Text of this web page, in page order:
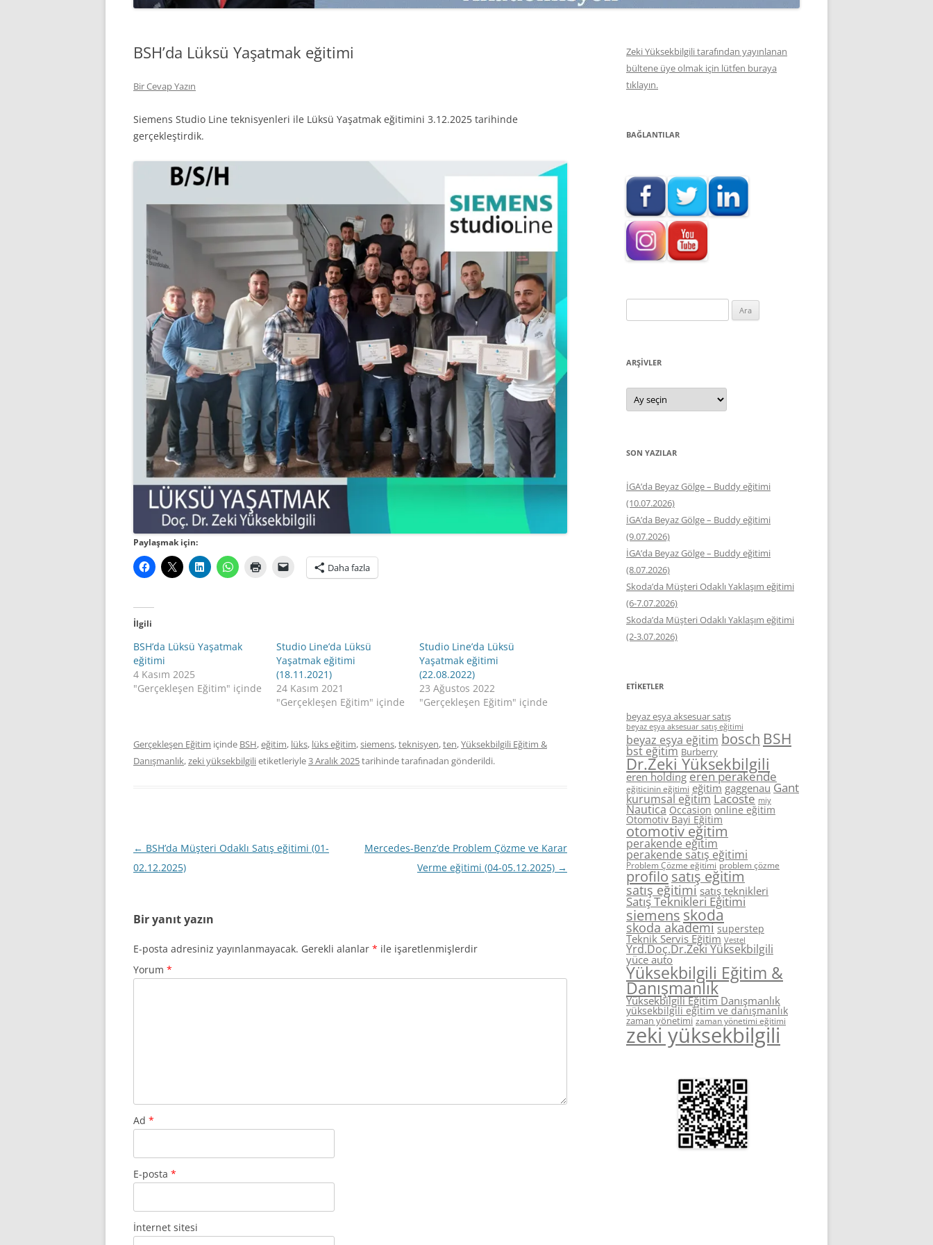
HIZLI MODA TÜKETICILERININ
PAZARLAMA TEMELLERI
PAZARLAMA CANAVARI
SATMAK
BSH’da Lüksü Yaşatmak eğitimi
Bir Cevap Yazın
Siemens Studio Line teknisyenleri ile Lüksü Yaşatmak eğitimini 3.12.2025 tarihinde
gerçekleştirdik.
Paylaşmak için:
Daha fazla
İlgili
BSH’da Lüksü Yaşatmak
eğitimi
4 Kasım 2025
"Gerçekleşen Eğitim" içinde
Studio Line’da Lüksü
Yaşatmak eğitimi
(18.11.2021)
24 Kasım 2021
"Gerçekleşen Eğitim" içinde
Studio Line’da Lüksü
Yaşatmak eğitimi
(22.08.2022)
23 Ağustos 2022
"Gerçekleşen Eğitim" içinde
Gerçekleşen Eğitim içinde BSH,eğitim, lüks, lüks eğitim,siemens,teknisyen,ten,Yüksekbilgili Eğitim &
Danışmanlık,zeki yüksekbilgilietiketleriyle3 Aralık 2025tarihindetarafınadan gönderildi.
Yazı
dolaşımı
← BSH’da Müşteri Odaklı Satış eğitimi (01-
02.12.2025)
Mercedes-Benz’de Problem Çözme ve Karar
Verme eğitimi (04-05.12.2025) →
Bir yanıt yazın
E-posta adresiniz yayınlanmayacak. Gerekli alanlar * ile işaretlenmişlerdir
Yorum *
Ad *
E-posta *
İnternet sitesi
Zeki Yüksekbilgili tarafından yayınlanan
bültene üye olmak için lütfen buraya
tıklayın.
BAĞLANTILAR
ARŞIVLER
Arşivler
SON YAZILAR
İGA’da Beyaz Gölge – Buddy eğitimi
(10.07.2026)
İGA’da Beyaz Gölge – Buddy eğitimi
(9.07.2026)
İGA’da Beyaz Gölge – Buddy eğitimi
(8.07.2026)
Skoda’da Müşteri Odaklı Yaklaşım eğitimi
(6-7.07.2026)
Skoda’da Müşteri Odaklı Yaklaşım eğitimi
(2-3.07.2026)
ETIKETLER
beyaz eşya aksesuar satış
beyaz eşya aksesuar satış eğitimi
beyaz eşya eğitim bosch BSH
bst eğitim Burberry
Dr.Zeki Yüksekbilgili
eren holding eren perakende
eğiticinin eğitimi eğitim gaggenau Gant
kurumsal eğitim Lacoste miy
Nautica Occasion online eğitim
Otomotiv Bayi Eğitim
otomotiv eğitim
perakende eğitim
perakende satış eğitimi
Problem Çözme eğitimi problem çözme
profilo satış eğitim
satış eğitimi satış teknikleri
Satış Teknikleri Eğitimi
siemens skoda
skoda akademi superstep
Teknik Servis Eğitim Vestel
Yrd.Doç.Dr.Zeki Yüksekbilgili
yüce auto
Yüksekbilgili Eğitim &
Danışmanlık
Yüksekbilgili Eğitim Danışmanlık
yüksekbilgili eğitim ve danışmanlık
zaman yönetimi zaman yönetimi eğitimi
zeki yüksekbilgili